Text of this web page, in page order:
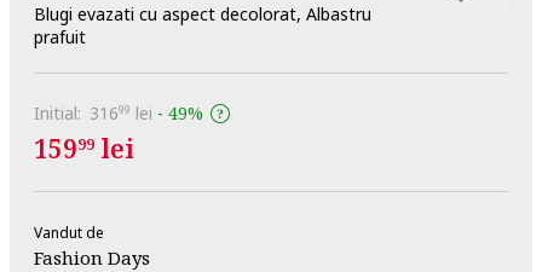
Blugi evazati cu aspect decolorat, Albastru
prafuit
Initial: 31699 lei - 49%
15999 lei
Vandut de
Fashion Days